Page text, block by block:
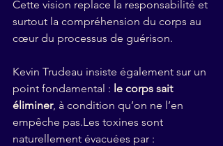
Cette vision replace la responsabilité et
surtout la compréhension du corps au
cœur du processus de guérison.
Kevin Trudeau insiste également sur un
point fondamental : le corps sait
éliminer, à condition qu’on ne l’en
empêche pas.Les toxines sont
naturellement évacuées par :